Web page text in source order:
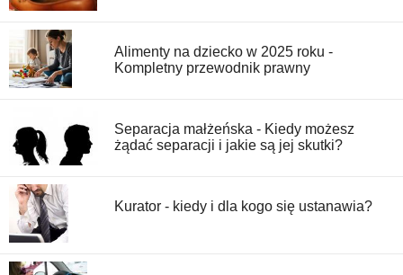
Alimenty na dziecko w 2025 roku -
Kompletny przewodnik prawny
Separacja małżeńska - Kiedy możesz
żądać separacji i jakie są jej skutki?
Kurator - kiedy i dla kogo się ustanawia?